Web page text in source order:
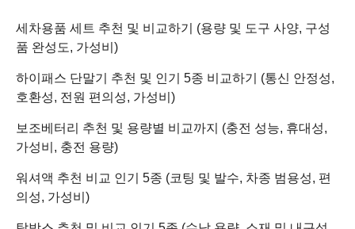
세차용품 세트 추천 및 비교하기 (용량 및 도구 사양, 구성
품 완성도, 가성비)
하이패스 단말기 추천 및 인기 5종 비교하기 (통신 안정성,
호환성, 전원 편의성, 가성비)
보조베터리 추천 및 용량별 비교까지 (충전 성능, 휴대성,
가성비, 충전 용량)
워셔액 추천 비교 인기 5종 (코팅 및 발수, 차종 범용성, 편
의성, 가성비)